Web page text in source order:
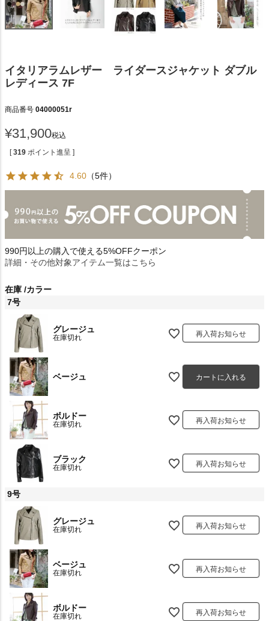
イタリアラムレザー ライダースジャケット ダブル
レディース 7F
商品番号 04000051r
¥31,900税込
[ 319 ポイント進呈 ]
4.60 （5件）
990円以上の購入で使える5%OFFクーポン
詳細・その他対象アイテム一覧はこちら
在庫 カラー
7号
グレージュ
在庫切れ 再入荷お知らせ
ベージュ カートに入れる
ボルドー
在庫切れ 再入荷お知らせ
ブラック
在庫切れ 再入荷お知らせ
9号
グレージュ
在庫切れ 再入荷お知らせ
ベージュ
在庫切れ 再入荷お知らせ
ボルドー
在庫切れ 再入荷お知らせ